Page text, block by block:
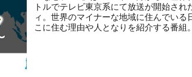
トルでテレビ東京系にて放送が開始さ
ィ。世界のマイナーな地域に住んでい
こに住む理由や人となりを紹介する番組